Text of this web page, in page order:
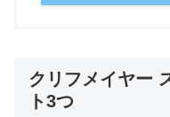
クリフメイヤー
ト3つ